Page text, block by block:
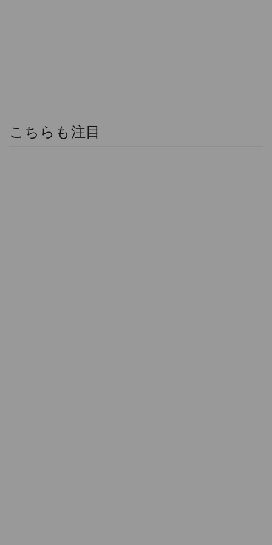
こちらも注目